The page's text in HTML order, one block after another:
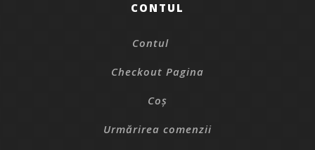
CONTUL
Contul
Checkout Pagina
Coș
Urmărirea comenzii